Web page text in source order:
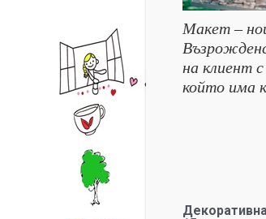
Макет –
на клиент
който има